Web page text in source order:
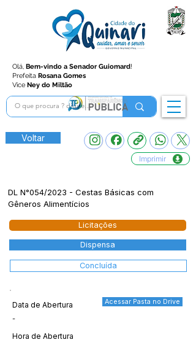
Olá, Bem-vindo a Senador Guiomard!
Prefeita Rosana Gomes
Vice Ney do Miltão
Voltar
Imprimir
DL N°054/2023 - Cestas Básicas com
Gêneros Alimentícios
Licitações
Dispensa
Concluída
Data de Abertura Acessar Pasta no Drive
-
Hora de Abertura